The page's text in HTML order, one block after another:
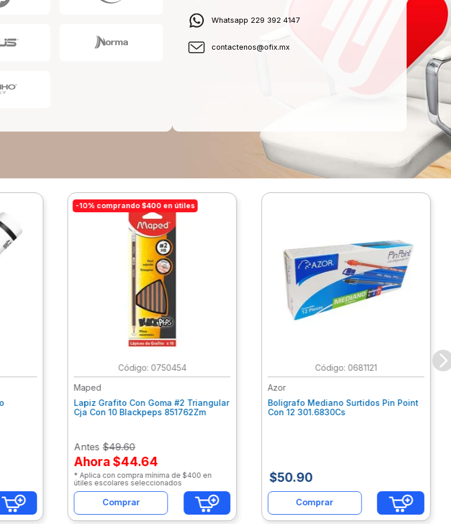
Whatsapp 229 392 4147
contactenos@ofix.mx
-10% comprando $400 en útiles
: 0750454
Maped
Lapiz Grafito Con Goma #2 Triangular
Cja Con 10 Blackpeps 851762Zm
Antes$49.60
Ahora$44.64
* Aplica con compra mínima de $400 en
útiles escolares seleccionados
Comprar
: 0681121
Azor
Boligrafo Mediano Surtidos Pin Point
Con 12 301.6830Cs
$50.90
Comprar